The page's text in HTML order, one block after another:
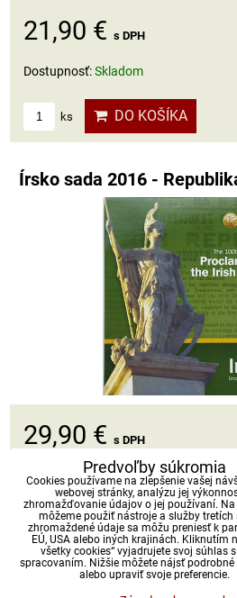
21,90 € s DPH
Dostupnosť:Skladom
ks DO KOŠÍKA
Írsko sada 2016 -
29,90 € s DPH
Dostupnosť:Skladom
ks DO KOŠÍKA
Predvoľby súkromia
Cookies používame na zlepšenie vašej
webovej stránky, analýzu jej
zhromažďovanie údajov o jej používaní. Na
môžeme použiť nástroje a služby tretích
zhromaždené údaje sa môžu preniesť k
EÚ, USA alebo iných krajinách. Kliknutím
všetky cookies“ vyjadrujete svoj súhlas
spracovaním. Nižšie môžete nájsť
alebo upraviť svoje preferencie.